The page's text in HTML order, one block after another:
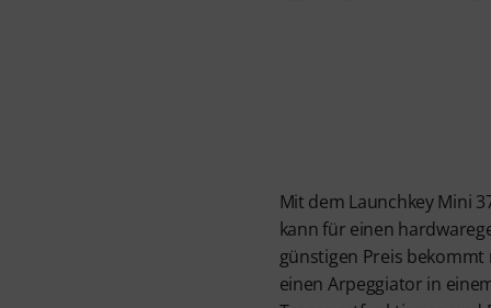
Mit dem Launchkey Mini
kann für einen
günstigen Preis bekommt
einen Arpeggiator in